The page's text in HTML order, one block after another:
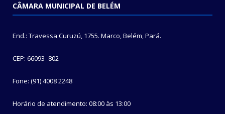
CÂMARA MUNICIPAL DE BELÉM
End.: Travessa Curuzú, 1755. Marco, Belém, Pará.
CEP: 66093- 802
Fone: (91) 4008 2248
Horário de atendimento: 08:00 às 13:00